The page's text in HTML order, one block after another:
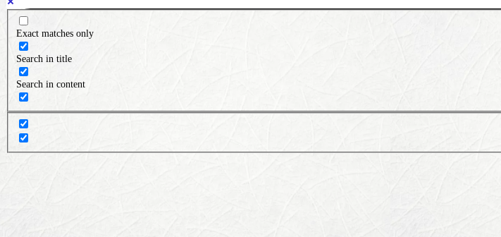
Exact matches only
Search in title
Search in content